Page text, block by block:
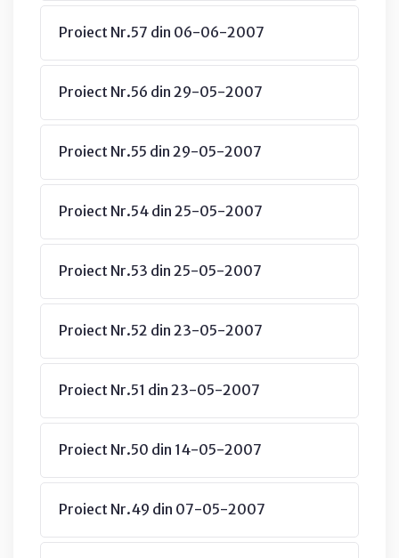
Proiect Nr.57 din 06-06-2007
Proiect Nr.56 din 29-05-2007
Proiect Nr.55 din 29-05-2007
Proiect Nr.54 din 25-05-2007
Proiect Nr.53 din 25-05-2007
Proiect Nr.52 din 23-05-2007
Proiect Nr.51 din 23-05-2007
Proiect Nr.50 din 14-05-2007
Proiect Nr.49 din 07-05-2007